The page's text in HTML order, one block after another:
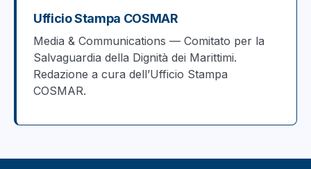
Ufficio Stampa COSMAR
Media & Communications — Comitato per la
Salvaguardia della Dignità dei Marittimi.
Redazione a cura dell’Ufficio Stampa
COSMAR.